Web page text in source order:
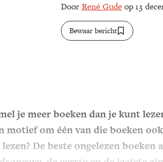
Door René Gude op 13
Bewaar bericht
je meer boeken dan je kunt
motief om één van die boeken
De beste ongelezen boeken